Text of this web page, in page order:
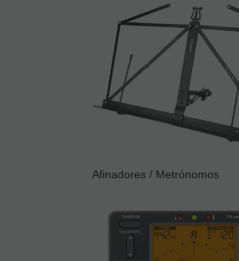
Afinadores / Metrónomos